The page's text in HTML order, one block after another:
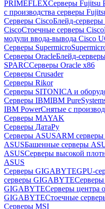
PRIMEFLEXСерверы Fujitsu
с производства серверы
Серверы CiscoБлейд-серверы
CiscoСтоечные серверы Cisco
модули ввода-вывода Cisco
Серверы Supermicro
Серверы OracleБлейд-
SPARCСерверы Oracle x86
Серверы Crusader
Серверы Rikor
Серверы SITONICA и
Серверы IBMIBM
IBM PowerСнятые с
Серверы MAYAK
Серверы ДатаРу
Серверы ASUSARM
ASUSБашенные серверы
ASUSСерверы высокой
ASUS
Серверы GIGABYTEGPU-
серверы GIGABYTEСерверы
GIGABYTEСерверы центра
GIGABYTEСтоечные
Серверы MSI